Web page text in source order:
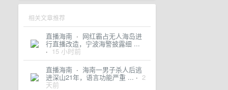
相关文章推荐
直播海南 · 网红霸占无人海岛进
行直播改造，宁波海警披露细 ...
· 15 小时前
直播海南 · 海南一男子杀人后逃
进深山21年，语言功能严重 ... · 2
天前